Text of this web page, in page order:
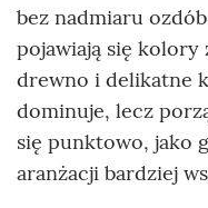
bez nadmiaru
pojawiają się kolory
drewno i delikatne
dominuje, lecz
się punktowo, jako
aranżacji bardziej